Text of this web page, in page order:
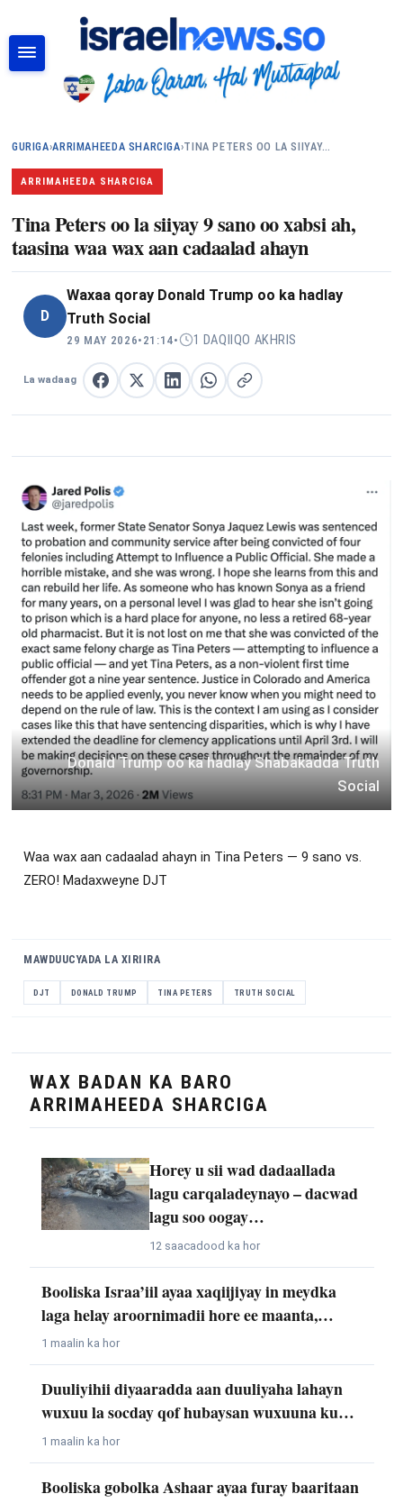
GURIGA›ARRIMAHEEDA SHARCIGA›TINA PETERS OO LA SIIYAY…
ARRIMAHEEDA SHARCIGA
Tina Peters oo la siiyay 9 sano oo xabsi ah,
taasina waa wax aan cadaalad ahayn
D
Waxaa qoray Donald Trump oo ka hadlay
Truth Social
29 MAY 2026• 21:14• 1 DAQIIQO AKHRIS
La wadaag La wadaag Facebook
La wadaag XLa wadaag LinkedIn
La wadaag WhatsApp
Nuqul link
Donald Trump oo ka hadlay Shabakadda Truth
Social
Waa wax aan cadaalad ahayn in Tina Peters — 9 sano vs.
ZERO! Madaxweyne DJT
MAWDUUCYADA LA XIRIIRA
DJT DONALD TRUMP TINA PETERS TRUTH SOCIAL
WAX BADAN KA BARO
ARRIMAHEEDA SHARCIGA
Horey u sii wad dadaallada
lagu carqaladeynayo – dacwad
lagu soo oogay…
12 saacadood ka hor
Booliska Israa’iil ayaa xaqiijiyay in meydka
laga helay aroornimadii hore ee maanta,…
1 maalin ka hor
Duuliyihii diyaaradda aan duuliyaha lahayn
wuxuu la socday qof hubaysan wuxuuna ku…
1 maalin ka hor
Booliska gobolka Ashaar ayaa furay baaritaan